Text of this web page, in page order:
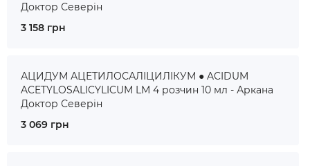
Доктор Северін
3 158 грн
АЦИДУМ АЦЕТИЛОСАЛІЦИЛІКУМ ● ACIDUM
ACETYLOSALICYLICUM LM 4 розчин 10 мл - Аркана
Доктор Северін
3 069 грн